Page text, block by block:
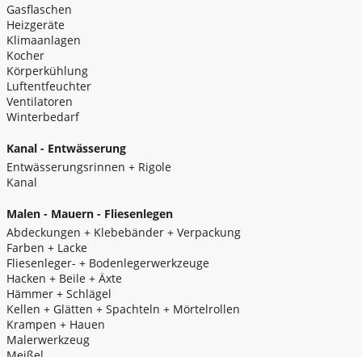
Gasflaschen
Heizgeräte
Klimaanlagen
Kocher
Körperkühlung
Luftentfeuchter
Ventilatoren
Winterbedarf
Kanal - Entwässerung
Entwässerungsrinnen + Rigole
Kanal
Malen - Mauern - Fliesenlegen
Abdeckungen + Klebebänder + Verpackung
Farben + Lacke
Fliesenleger- + Bodenlegerwerkzeuge
Hacken + Beile + Äxte
Hämmer + Schlägel
Kellen + Glätten + Spachteln + Mörtelrollen
Krampen + Hauen
Malerwerkzeug